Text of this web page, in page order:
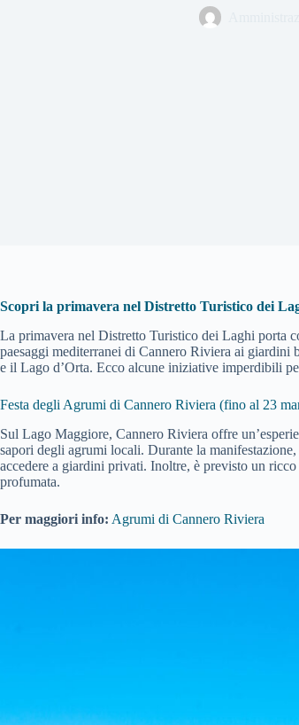
Scopri la primavera nel Distretto Turistico dei
La primavera nel Distretto Turistico dei Laghi porta
paesaggi mediterranei di Cannero Riviera ai
e il Lago d’Orta. Ecco alcune iniziative imperdibili
Festa degli Agrumi di Cannero Riviera (fino al 23
Sul Lago Maggiore, Cannero Riviera offre
sapori degli agrumi locali. Durante la
accedere a giardini privati. Inoltre, è previsto un
profumata.
Per maggiori info: Agrumi di Cannero Riviera